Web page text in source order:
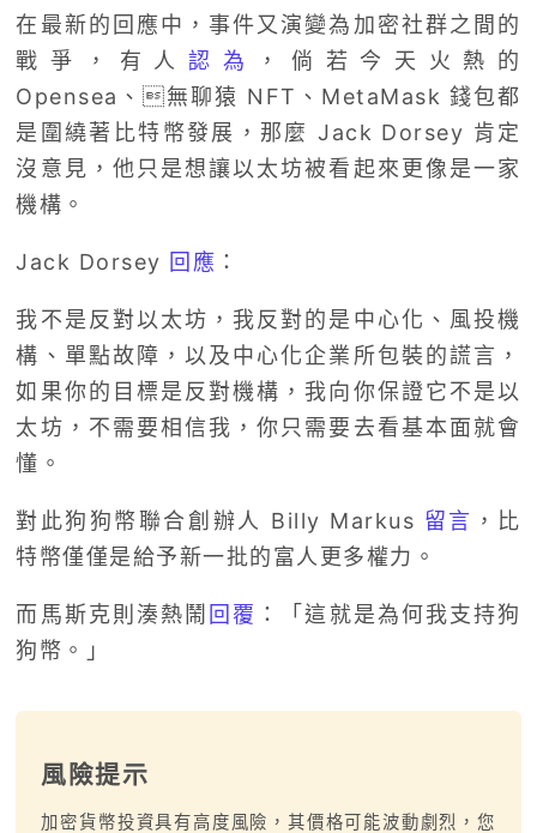
在最新的回應中，事件又演變為加密社群之間的
戰爭，有人 認為
，倘若今天火熱的
Opensea、無聊猿 NFT、MetaMask 錢包都
是圍繞著比特幣發展，那麼 Jack Dorsey 肯定
沒意見，他只是想讓以太坊被看起來更像是一家
機構。
Jack Dorsey 回應 ：
我不是反對以太坊，我反對的是中心化、風投機
構、單點故障，以及中心化企業所包裝的謊言，
如果你的目標是反對機構，我向你保證它不是以
太坊，不需要相信我，你只需要去看基本面就會
懂。
對此狗狗幣聯合創辦人 Billy Markus 留言 ，比
特幣僅僅是給予新一批的富人更多權力。
而馬斯克則湊熱鬧 回覆 ：「這就是為何我支持狗
狗幣。」
風險提示
加密貨幣投資具有高度風險，其價格可能波動劇烈，您